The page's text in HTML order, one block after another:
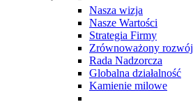
Nasza wizja
Nasze Wartości
Strategia Firmy
Zrównoważony rozwój
Rada Nadzorcza
Globalna działalność
Kamienie milowe